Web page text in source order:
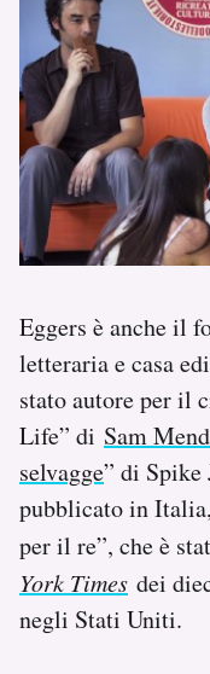
Eggers è anche il
letteraria e casa
stato autore per il
Life” di Sam
selvagge” di
pubblicato in
per il re”, che è
York Times dei
negli Stati Uniti.